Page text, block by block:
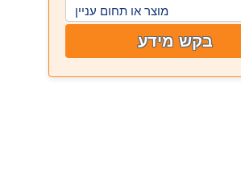
מוצר או תחום עניין
בקש מידע